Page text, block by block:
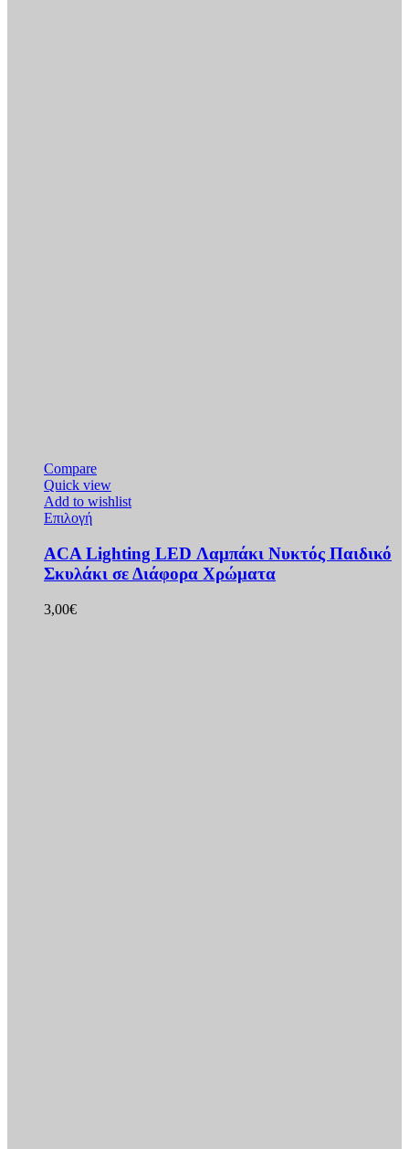
Compare
Quick view
Add to wishlist
ΕπιλογήΑυτό
προϊόν
έχει
πολλαπλές
ACA Lighting LED Λαμπάκι Νυκτός Παιδικό
Σκυλάκι σε Διάφορα Χρώματα
3,00€